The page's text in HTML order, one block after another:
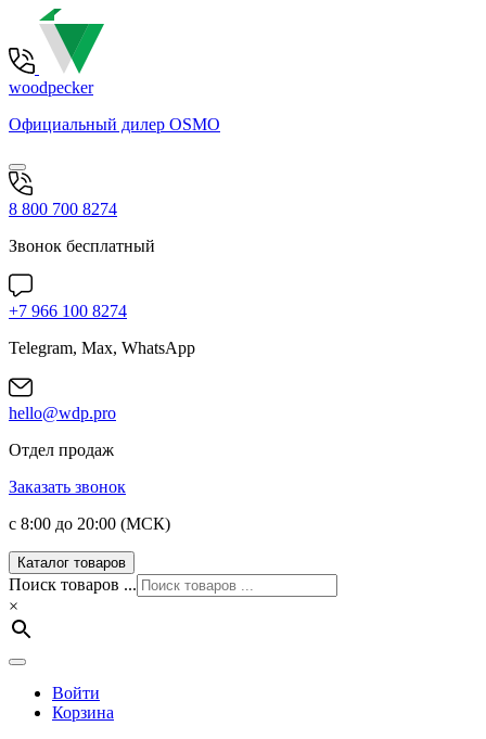
woodpecker
Официальный дилер OSMO
8 800 700 8274
Звонок бесплатный
+7 966 100 8274
Telegram, Max, WhatsApp
hello@wdp.pro
Отдел продаж
Заказать звонок
с 8:00 до 20:00 (МСК)
Каталог товаров
Поиск товаров ...
×
Войти
Корзина